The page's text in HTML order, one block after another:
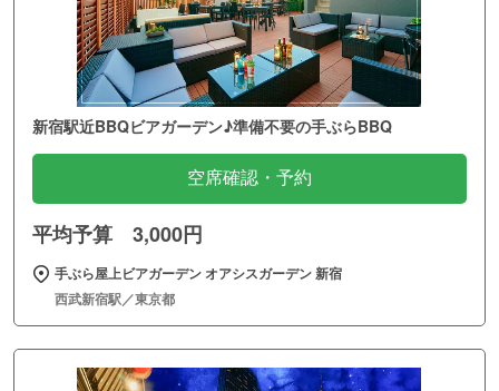
新宿駅近BBQビアガーデン♪準備不要の手ぶらBBQ
空席確認・予約
平均予算 3,000円
手ぶら屋上ビアガーデン オアシスガーデン 新宿
西武新宿駅／東京都